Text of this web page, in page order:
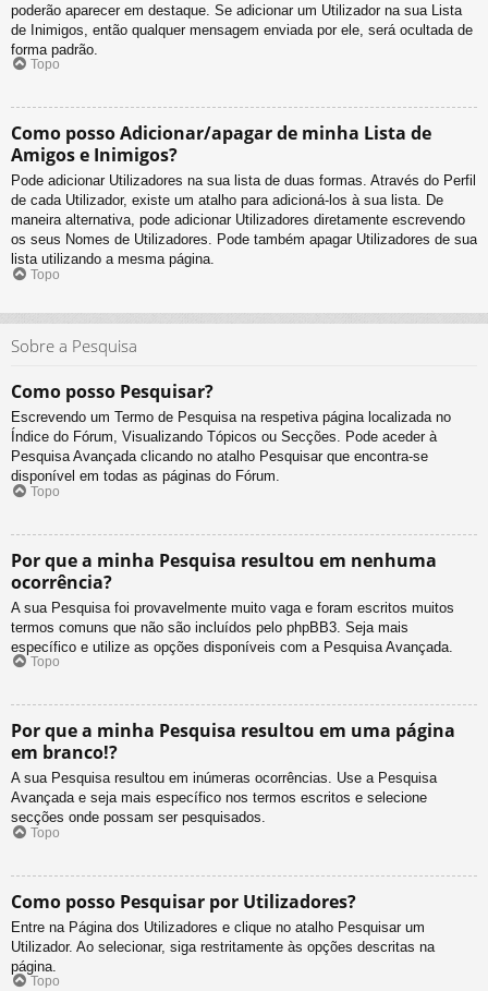
poderão aparecer em destaque. Se adicionar um Utilizador na sua Lista
de Inimigos, então qualquer mensagem enviada por ele, será ocultada de
forma padrão.
Topo
Como posso Adicionar/apagar de minha Lista de
Amigos e Inimigos?
Pode adicionar Utilizadores na sua lista de duas formas. Através do Perfil
de cada Utilizador, existe um atalho para adicioná-los à sua lista. De
maneira alternativa, pode adicionar Utilizadores diretamente escrevendo
os seus Nomes de Utilizadores. Pode também apagar Utilizadores de sua
lista utilizando a mesma página.
Topo
Sobre a Pesquisa
Como posso Pesquisar?
Escrevendo um Termo de Pesquisa na respetiva página localizada no
Índice do Fórum, Visualizando Tópicos ou Secções. Pode aceder à
Pesquisa Avançada clicando no atalho Pesquisar que encontra-se
disponível em todas as páginas do Fórum.
Topo
Por que a minha Pesquisa resultou em nenhuma
ocorrência?
A sua Pesquisa foi provavelmente muito vaga e foram escritos muitos
termos comuns que não são incluídos pelo phpBB3. Seja mais
específico e utilize as opções disponíveis com a Pesquisa Avançada.
Topo
Por que a minha Pesquisa resultou em uma página
em branco!?
A sua Pesquisa resultou em inúmeras ocorrências. Use a Pesquisa
Avançada e seja mais específico nos termos escritos e selecione
secções onde possam ser pesquisados.
Topo
Como posso Pesquisar por Utilizadores?
Entre na Página dos Utilizadores e clique no atalho Pesquisar um
Utilizador. Ao selecionar, siga restritamente às opções descritas na
página.
Topo